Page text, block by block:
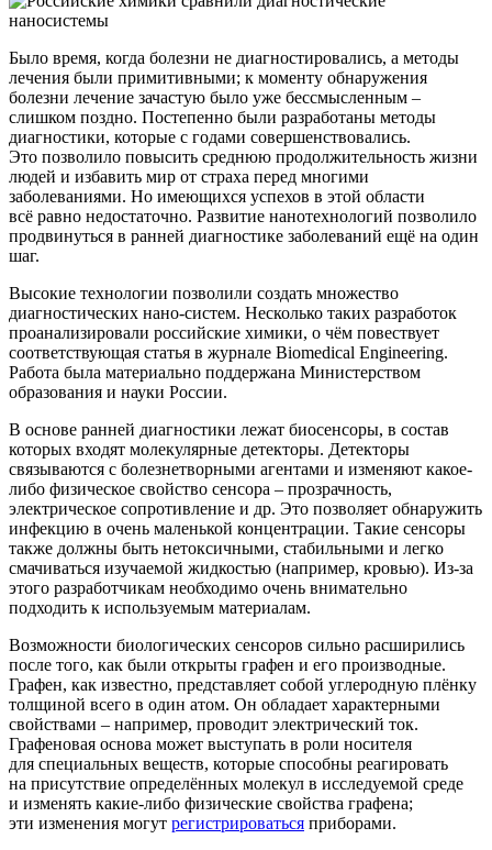
Было время, когда болезни не диагностировались, а методы
лечения были примитивными; к моменту обнаружения
болезни лечение зачастую было уже бессмысленным –
слишком поздно. Постепенно были разработаны методы
диагностики, которые с годами совершенствовались.
Это позволило повысить среднюю продолжительность жизни
людей и избавить мир от страха перед многими
заболеваниями. Но имеющихся успехов в этой области
всё равно недостаточно. Развитие нанотехнологий позволило
продвинуться в ранней диагностике заболеваний ещё на один
шаг.
Высокие технологии позволили создать множество
диагностических нано-систем. Несколько таких разработок
проанализировали российские химики, о чём повествует
соответствующая статья в журнале Biomedical Engineering.
Работа была материально поддержана Министерством
образования и науки России.
В основе ранней диагностики лежат биосенсоры, в состав
которых входят молекулярные детекторы. Детекторы
связываются с болезнетворными агентами и изменяют какое-
либо физическое свойство сенсора – прозрачность,
электрическое сопротивление и др. Это позволяет обнаружить
инфекцию в очень маленькой концентрации. Такие сенсоры
также должны быть нетоксичными, стабильными и легко
смачиваться изучаемой жидкостью (например, кровью). Из-за
этого разработчикам необходимо очень внимательно
подходить к используемым материалам.
Возможности биологических сенсоров сильно расширились
после того, как были открыты графен и его производные.
Графен, как известно, представляет собой углеродную плёнку
толщиной всего в один атом. Он обладает характерными
свойствами – например, проводит электрический ток.
Графеновая основа может выступать в роли носителя
для специальных веществ, которые способны реагировать
на присутствие определённых молекул в исследуемой среде
и изменять какие-либо физические свойства графена;
эти изменения могут регистрироваться приборами.